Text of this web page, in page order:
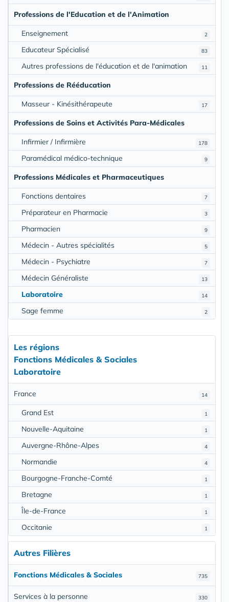
Professions de l'Education et de l'Animation
2
Enseignement
83
Educateur Spécialisé
11
Autres professions de l'éducation et de l'animation
Professions de Rééducation
17
Masseur - Kinésithérapeute
Professions de Soins et Activités Para-Médicales
178
Infirmier / Infirmière
9
Paramédical médico-technique
Professions Médicales et Pharmaceutiques
7
Fonctions dentaires
3
Préparateur en Pharmacie
9
Pharmacien
5
Médecin - Autres spécialités
7
Médecin - Psychiatre
13
Médecin Généraliste
14
Laboratoire
2
Sage femme
Les régions
Fonctions Médicales & Sociales
Laboratoire
14
France
1
Grand Est
1
Nouvelle-Aquitaine
4
Auvergne-Rhône-Alpes
4
Normandie
1
Bourgogne-Franche-Comté
1
Bretagne
1
Île-de-France
1
Occitanie
Autres Filières
735
Fonctions Médicales & Sociales
330
Services à la personne